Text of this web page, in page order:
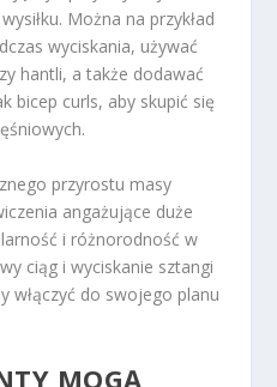
Można na przykład
wyciskania, używać
hantli, a także dodawać
bicep curls, aby skupić się
przyrostu masy
angażujące duże
i różnorodność w
ciąg i wyciskanie sztangi
włączyć do swojego planu
MOGĄ